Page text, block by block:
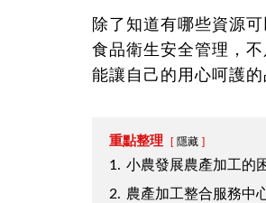
除了知道有哪些資源
食品衛生安全管理，
能讓自己的用心呵護的
重點整理 隱藏
1. 小農發展農產加工的
2. 農產加工整合服務中